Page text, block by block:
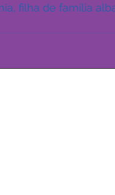
filha de família